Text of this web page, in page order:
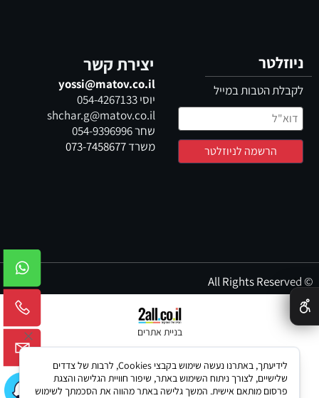
ניוזלטר
לקבלת הטבות במייל
יצירת קשר
yossi@matov.co.il
יוסי054-4267133
shchar.g@matov.co.il
שחר054-9396996
משרד073-7458677
© All Rights Reserved
בניית אתרים
✕
לידיעתך, באתרנו נעשה שימוש בקבצי Cookies, לרבות של צדדים
שלישיים, לצורך ניתוח השימוש באתר, שיפור חוויית הגלישה והצגת
פרסום מותאם אישית. המשך גלישה באתר מהווה את הסכמתך לשימוש